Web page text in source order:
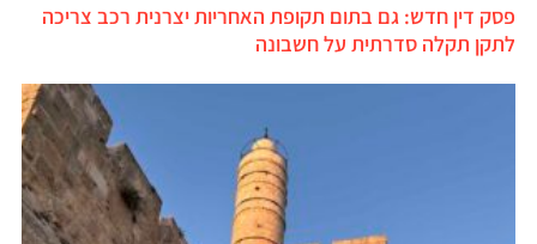
פסק דין חדש: גם בתום תקופת האחריות יצרנית רכב צריכה
לתקן תקלה סדרתית על חשבונה